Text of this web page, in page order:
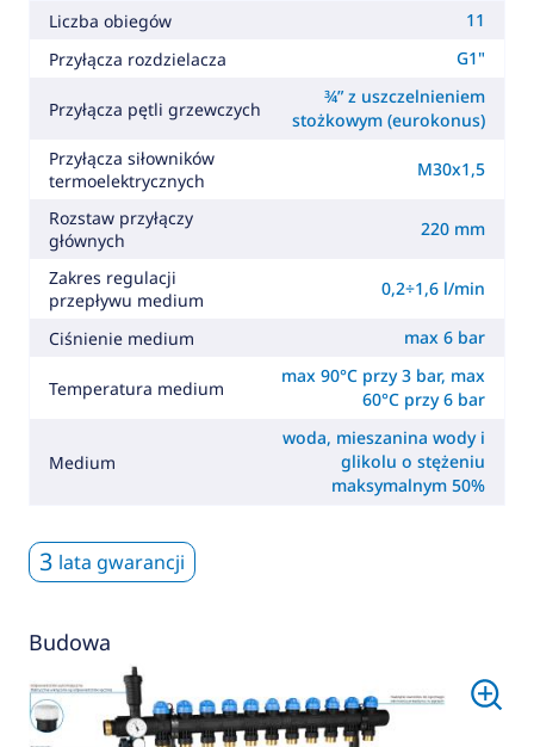
Liczba obiegów
11
Przyłącza rozdzielacza
G1"
Przyłącza pętli grzewczych
¾” z uszczelnieniem
stożkowym (eurokonus)
Przyłącza siłowników
termoelektrycznych
M30x1,5
Rozstaw przyłączy
głównych
220 mm
Zakres regulacji
przepływu medium
0,2÷1,6 l/min
Ciśnienie medium max 6 bar
Temperatura medium
max 90°C przy 3 bar, max
60°C przy 6 bar
Medium
woda, mieszanina wody i
glikolu o stężeniu
maksymalnym 50%
3 lata gwarancji
Budowa